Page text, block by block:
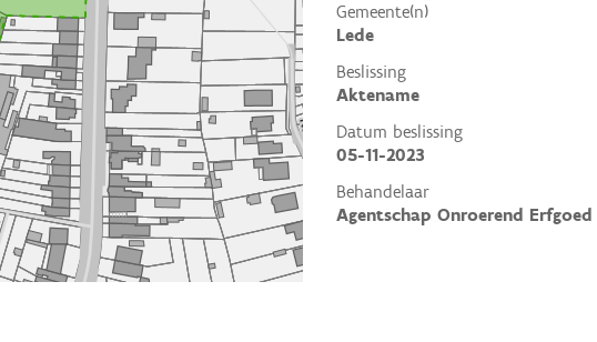
Gemeente(n)
Lede
Beslissing
Aktename
Datum beslissing
05-11-2023
Behandelaar
Agentschap Onroerend Erfgoed